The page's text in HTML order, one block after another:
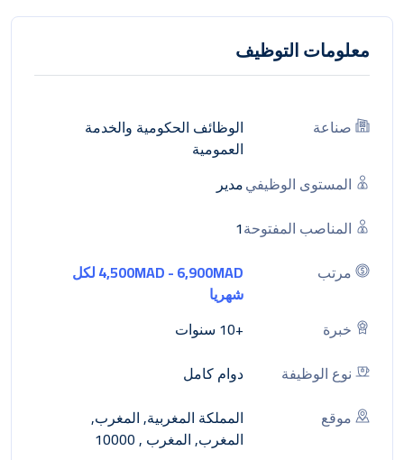
معلومات التوظيف
صناعة
الوظائف الحكومية والخدمة
العمومية
المستوى الوظيفيمدير
المناصب المفتوحة1
مرتب
4,500MAD - 6,900MAD لكل
شهريا
خبرة
+10 سنوات
نوع الوظيفة
دوام كامل
موقع
المملكة المغربية, المغرب,
المغرب, المغرب , 10000